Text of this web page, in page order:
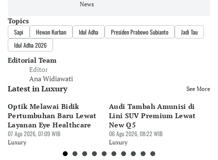
News
Topics
Sapi Hewan Kurban Idul Adha Presiden Prabowo Subianto
Jadi Tau
Idul Adha 2026
Editorial Team
Editor
Ana Widiawati
Latest in Luxury See More
Optik Melawai Bidik
Pertumbuhan Baru Lewat
Layanan Eye Healthcare
07 Agu 2026, 07:09 WIB
Luxury
Audi Tambah Amunisi di
Lini SUV Premium Lewat
New Q5
06 Agu 2026, 08:22 WIB
Luxury